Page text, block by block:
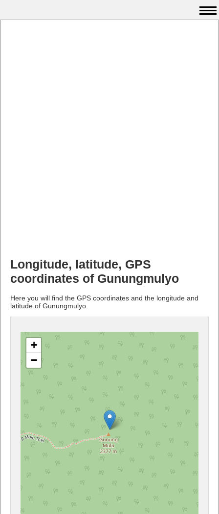
Longitude, latitude, GPS
coordinates of Gunungmulyo
Here you will find the GPS coordinates and the longitude and
latitude of Gunungmulyo.
+
−